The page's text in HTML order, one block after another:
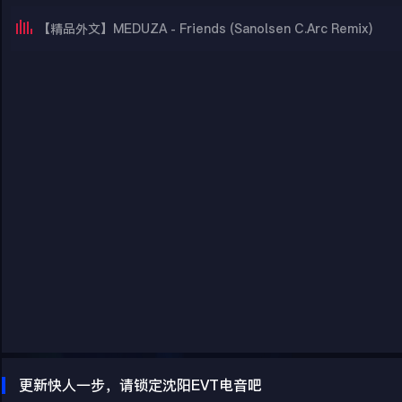
【精品外文】MEDUZA - Friends (Sanolsen C.Arc Remix)
更新快人一步，请锁定沈阳EVT电音吧